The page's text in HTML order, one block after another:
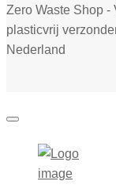
Zero Waste Shop -
plasticvrij
Nederland